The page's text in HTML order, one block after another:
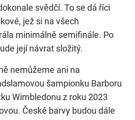
svědčí. To se dá říci
jež si na všech
minimálně semifinále. Po
její návrat složitý.
nemůžeme ani na
šampionku Barboru
Wimbledonu z roku 2023
České barvy budou dále